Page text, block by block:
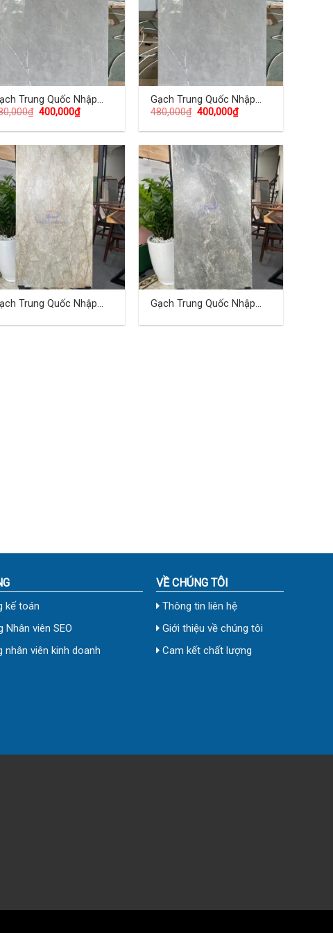
Trung Quốc Nhập
60×120 (cm) TDTQ-
₫ 400,000₫
Gạch Trung Quốc Nhập
Khẩu 60×120 (cm) TDTQ-
480,000₫ 400,000₫
Trung Quốc Nhập
Gạch Trung Quốc Nhập
TVC04
kế toán
Nhân viên SEO
nhân viên kinh doanh
VỀ CHÚNG TÔI
Thông tin liên hệ
Giới thiệu về chúng tôi
Cam kết chất lượng